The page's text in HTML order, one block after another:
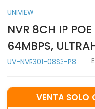
UNIVIEW
NVR 8CH IP
64MBPS,
UV-NVR301-08S3-P8
VENTA SOLO